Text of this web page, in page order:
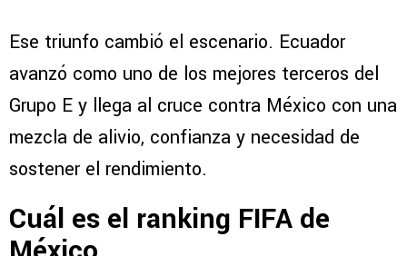
Ese triunfo cambió el escenario. Ecuador
avanzó como uno de los mejores terceros del
Grupo E y llega al cruce contra México con una
mezcla de alivio, confianza y necesidad de
sostener el rendimiento.
Cuál es el ranking FIFA de